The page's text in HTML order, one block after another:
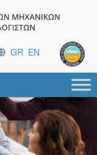
GR EN